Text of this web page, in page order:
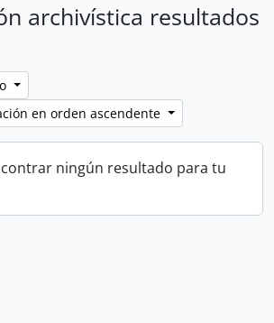
archivística resultados
en orden ascendente
ningún resultado para tu